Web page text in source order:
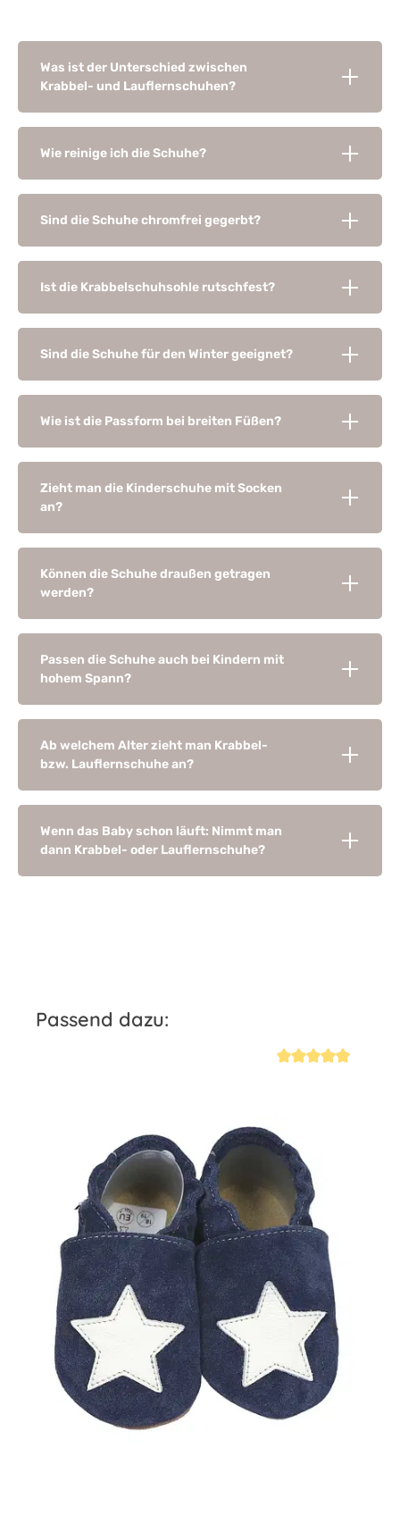
Was ist der Unterschied zwischen
Krabbel- und Lauflernschuhen?
Wie reinige ich die Schuhe?
Sind die Schuhe chromfrei gegerbt?
Ist die Krabbelschuhsohle rutschfest?
Sind die Schuhe für den Winter geeignet?
Wie ist die Passform bei breiten Füßen?
Zieht man die Kinderschuhe mit Socken
an?
Können die Schuhe draußen getragen
werden?
Passen die Schuhe auch bei Kindern mit
hohem Spann?
Ab welchem Alter zieht man Krabbel-
bzw. Lauflernschuhe an?
Wenn das Baby schon läuft: Nimmt man
dann Krabbel- oder Lauflernschuhe?
Produktgalerie überspringen
Passend dazu: